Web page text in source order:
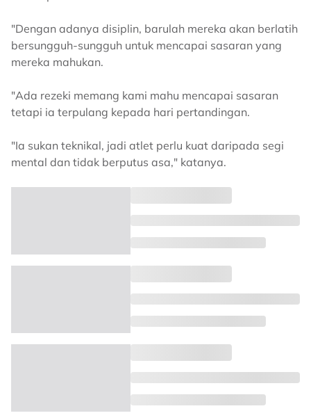
"Dengan adanya disiplin, barulah mereka akan berlatih
bersungguh-sungguh untuk mencapai sasaran yang
mereka mahukan.
"Ada rezeki memang kami mahu mencapai sasaran
tetapi ia terpulang kepada hari pertandingan.
"Ia sukan teknikal, jadi atlet perlu kuat daripada segi
mental dan tidak berputus asa," katanya.